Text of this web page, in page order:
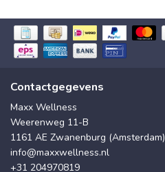
Contactgegevens
Maxx Wellness
Weerenweg 11-B
1161 AE Zwanenburg (Amsterdam)
info@maxxwellness.nl
+31 204970819